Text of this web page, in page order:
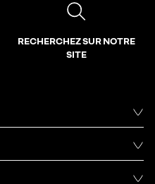
RECHERCHEZ SUR NOTRE
SITE